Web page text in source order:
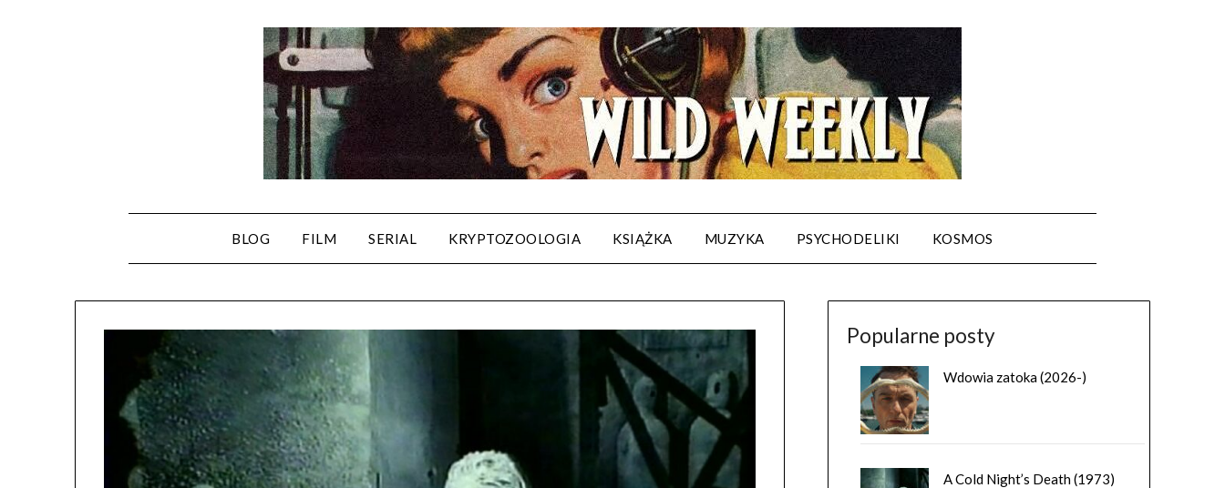
BLOG FILM SERIAL KRYPTOZOOLOGIA KSIĄŻKA MUZYKA PSYCHODELIKI KOSMOS
Popularne posty
Wdowia zatoka (2026-)
A Cold Night’s Death (1973)